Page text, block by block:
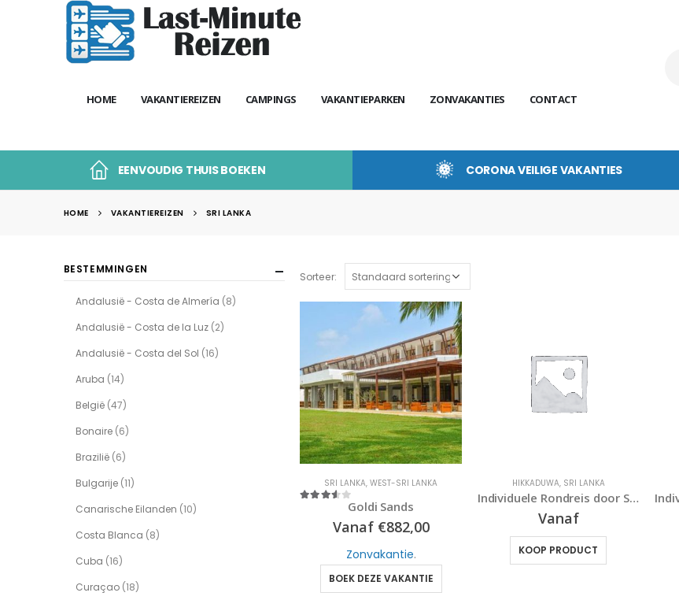
HOME VAKANTIEREIZEN CAMPINGS VAKANTIEPARKEN ZONVAKANTIES CONTACT
EENVOUDIG THUIS BOEKEN CORONA VEILIGE VAKANTIES
HOME VAKANTIEREIZEN SRI LANKA
Sorteer:
SRI LANKA,WEST-SRI LANKA
out of 5Goldi Sands
Vanaf €882,00
Zonvakantie.
BOEK DEZE VAKANTIE
HIKKADUWA, SRI LANKA
Individuele Rondreis door Sri Lanka Klassiek
Vanaf
KOOP PRODUCT
BESTEMMINGEN
Andalusië - Costa de Almería (8)
Andalusië - Costa de la Luz (2)
Andalusië - Costa del Sol (16)
Aruba (14)
België (47)
Bonaire (6)
Brazilië (6)
Bulgarije (11)
Canarische Eilanden (10)
Costa Blanca (8)
Cuba (16)
Curaçao (18)